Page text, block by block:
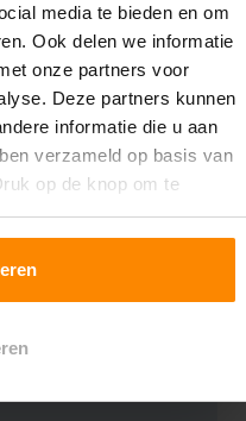
media te bieden en om
Ook delen we informatie
onze partners voor
Deze partners kunnen
informatie die u aan
verzameld op basis van
op de knop om te